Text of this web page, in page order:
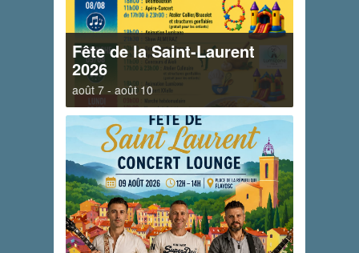
Fête de la Saint-Laurent
2026
août 7 -août 10